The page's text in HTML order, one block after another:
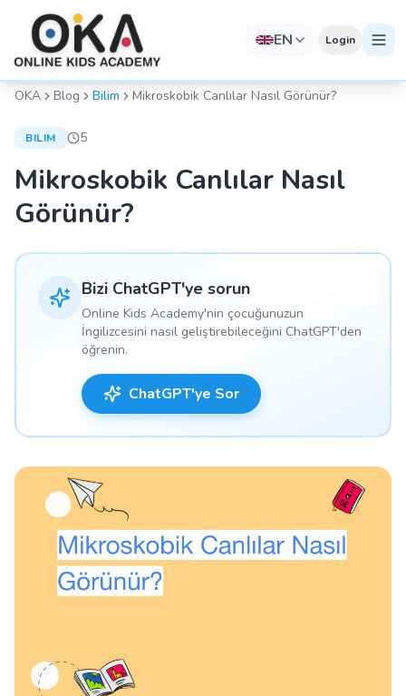
EN Login
OKA Blog Bilim Mikroskobik Canlılar Nasıl Görünür?
BILIM 5
Mikroskobik Canlılar Nasıl
Görünür?
Bizi ChatGPT'ye sorun
Online Kids Academy'nin çocuğunuzun
İngilizcesini nasıl geliştirebileceğini ChatGPT'den
öğrenin.
ChatGPT'ye Sor